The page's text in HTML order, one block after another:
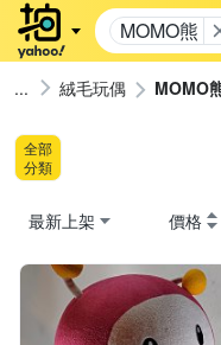
MOMO熊
絨毛玩偶 MOMO
全部
分類
最新上架 價格